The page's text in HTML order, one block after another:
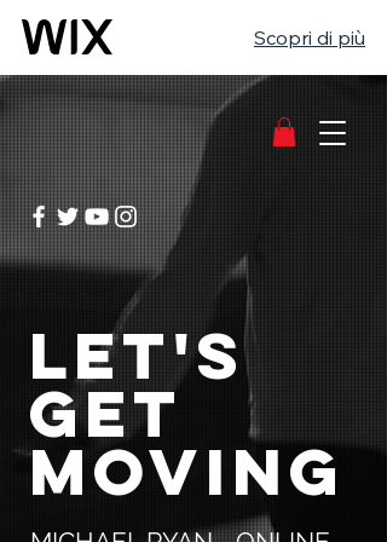
Scopri di più